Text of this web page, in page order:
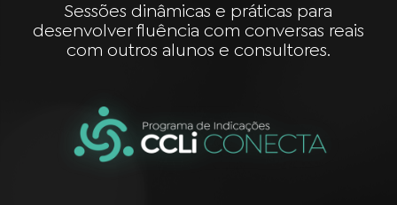
Sessões dinâmicas e práticas para
desenvolver fluência com conversas reais
com outros alunos e consultores.